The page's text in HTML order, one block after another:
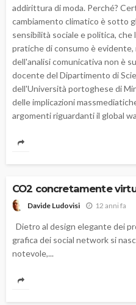
addirittura di moda. Perché?
cambiamento climatico è sotto
sensibilità sociale e politica, che
pratiche di consumo è
dell'analisi comunicativa non è
docente del Dipartimento di
dell'Università portoghese di
delle implicazioni
argomenti riguardanti il global
CO2 concretamente
Davide Ludovisi 12 anni fa
Dietro al design elegante dei
grafica dei social network si
notevole,...